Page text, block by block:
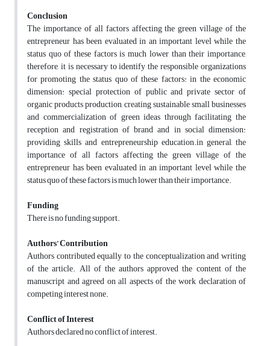
Conclusion
The importance of all factors affecting the green village of the
entrepreneur has been evaluated in an important level while the
status quo of these factors is much lower than their importance,
therefore, it is necessary to identify the responsible organizations
for promoting the status quo of these factors: in the economic
dimension: special protection of public and private sector of
organic products production, creating sustainable small businesses
and commercialization of green ideas through facilitating the
reception and registration of brand and in social dimension:
providing skills and entrepreneurship education.in general, the
importance of all factors affecting the green village of the
entrepreneur has been evaluated in an important level while the
status quo of these factors is much lower than their importance.
Funding
There is no funding support.
Authors’ Contribution
Authors contributed equally to the conceptualization and writing
of the article. All of the authors approved the content of the
manuscript and agreed on all aspects of the work declaration of
competing interest none.
Conflict of Interest
Authors declared no conflict of interest.